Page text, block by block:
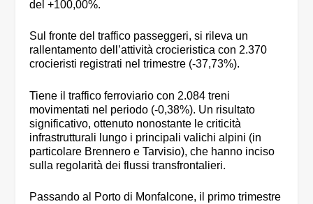
del +100,00%.
Sul fronte del traffico passeggeri, si rileva un
rallentamento dell’attività crocieristica con 2.370
crocieristi registrati nel trimestre (-37,73%).
Tiene il traffico ferroviario con 2.084 treni
movimentati nel periodo (-0,38%). Un risultato
significativo, ottenuto nonostante le criticità
infrastrutturali lungo i principali valichi alpini (in
particolare Brennero e Tarvisio), che hanno inciso
sulla regolarità dei flussi transfrontalieri.
Passando al Porto di Monfalcone, il primo trimestre